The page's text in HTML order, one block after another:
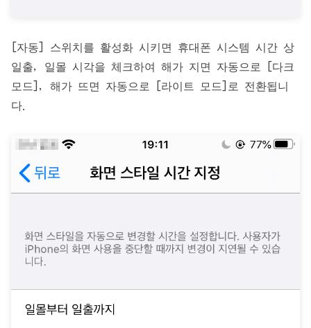
[자동] 스위치를 활성화 시키면 휴대폰 시스템 시간 상
일출, 일몰 시각을 체크하여 해가 지면 자동으로 [다크
모드], 해가 뜨면 자동으로 [라이트 모드]로 전환됩니
다.